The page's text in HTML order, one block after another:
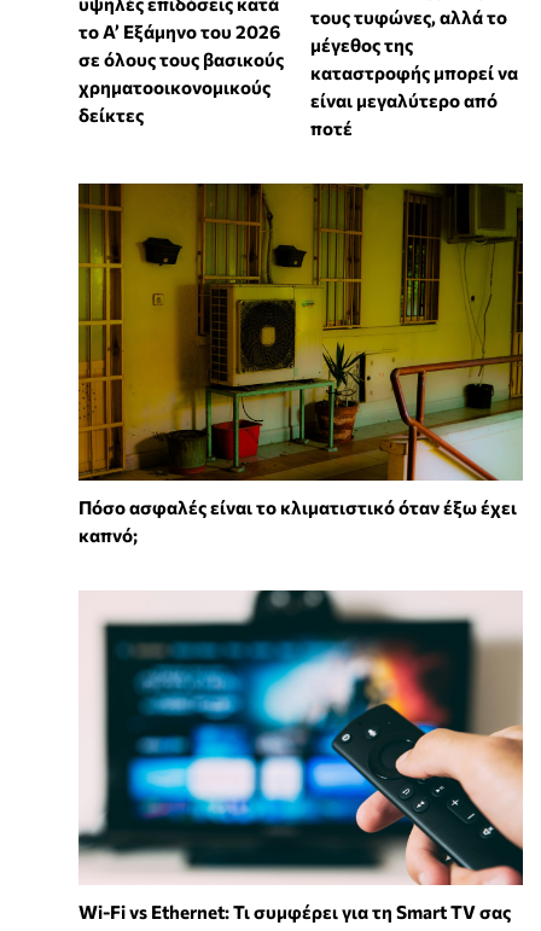
το Α’ Εξάμηνο του 2026
σε όλους τους βασικούς
χρηματοοικονομικούς
δείκτες
τους τυφώνες, αλλά το
μέγεθος της
καταστροφής μπορεί να
είναι μεγαλύτερο από
ποτέ
Πόσο ασφαλές είναι το κλιματιστικό όταν έξω έχει
καπνό;
Wi-Fi vs Ethernet: Τι συμφέρει για τη Smart TV σας